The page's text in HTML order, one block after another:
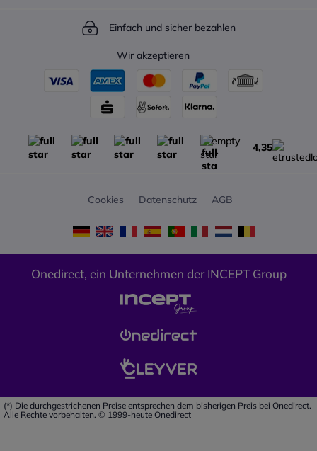
Einfach und sicher bezahlen
Wir akzeptieren
4,35
Cookies Datenschutz AGB
Onedirect, ein Unternehmen der INCEPT Group
(*) Die durchgestrichenen Preise entsprechen dem bisherigen Preis bei Onedirect.
Alle Rechte vorbehalten. © 1999-heute Onedirect